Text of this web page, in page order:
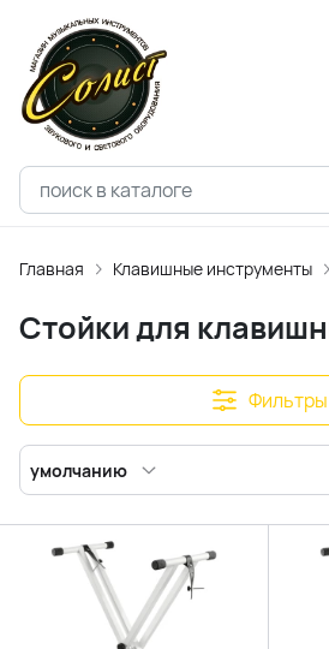
Главная Клавишные инструменты
Стойки для
Фильтры
умолчанию